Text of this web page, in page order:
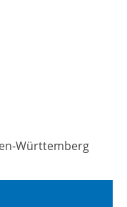
Württemberg